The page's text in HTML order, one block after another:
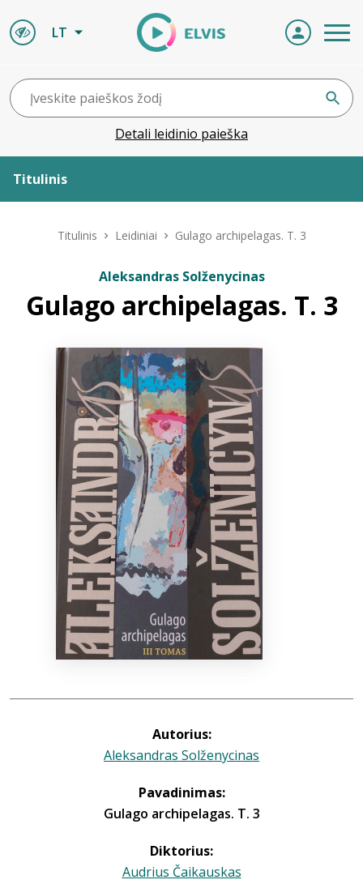
LT
Detali leidinio paieška
Titulinis
ELVIS atvyksta
Naujienos
Bibliotekoms
+370 667 80 541
info@elvislab.lt
Titulinis Leidiniai Gulago archipelagas. T. 3
Aleksandras Solženycinas
Gulago archipelagas. T. 3
Autorius:
Aleksandras Solženycinas
Pavadinimas:
Gulago archipelagas. T. 3
Diktorius:
Audrius Čaikauskas